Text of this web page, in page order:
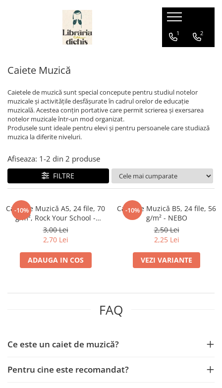
Numărători
Ascuțitori
Corectoare
Radiere
Birotică și organizare birou
Benzi adezive
Capsatoare
Capse
Decapsatoare
Perforatoare
Suporturi și organizatoare de birou
Caiete și Blocuri
Blocnotesuri
Blocuri de desen
Caiete cu Spirală
Caiete Muzică
Caiete Tip I
Ghiozdane Ergonomice
Ghiozdane școală
Ghiozdane Clasa Pregătitoare
Ghiozdane Clasele I-IV
Ghiozdane Gimnaziu și Liceu
1 2
Caiete Muzică
Caietele de muzică sunt special concepute pentru studiul notelor
muzicale și activitățile desfășurate în cadrul orelor de educație
muzicală. Acestea conțin portative care permit scrierea și exersarea
notelor muzicale într-un mod organizat.
Produsele sunt ideale pentru elevi și pentru persoanele care studiază
muzica la diferite niveluri.
Afiseaza: 1-2 din 2 produse
FILTRE
-10%
Caiet de Muzică A5, 24 file, 70
g/m², Rock Your School -
Herlitz
3,00 Lei
2,70 Lei
ADAUGA IN COS
-10%
Caiet de Muzică B5, 24 file, 56
g/m² - NEBO
2,50 Lei
2,25 Lei
VEZI VARIANTE
FAQ
Ce este un caiet de muzică?
Pentru cine este recomandat?